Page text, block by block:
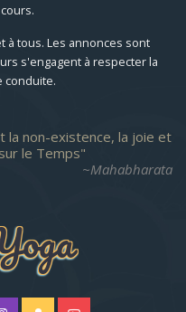
à tous. Les annonces sont
s'engagent à respecter la
conduite.
la non-existence, la joie et
le Temps
~Mahabharata